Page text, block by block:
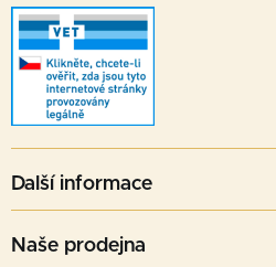
Další informace
Naše prodejna